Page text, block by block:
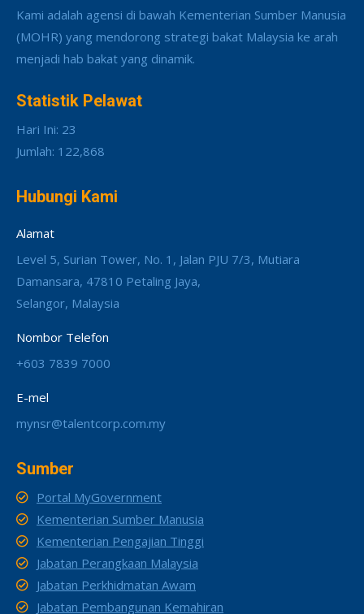
Kami adalah agensi di bawah Kementerian Sumber Manusia
(MOHR) yang mendorong strategi bakat Malaysia ke arah
menjadi hab bakat yang dinamik.
Statistik Pelawat
Hari Ini: 23
Jumlah: 122,868
Hubungi Kami
Alamat
Level 5, Surian Tower, No. 1, Jalan PJU 7/3, Mutiara
Damansara, 47810 Petaling Jaya,
Selangor, Malaysia
Nombor Telefon
+603 7839 7000
E-mel
mynsr@talentcorp.com.my
Sumber
Portal MyGovernment
Kementerian Sumber Manusia
Kementerian Pengajian Tinggi
Jabatan Perangkaan Malaysia
Jabatan Perkhidmatan Awam
Jabatan Pembangunan Kemahiran